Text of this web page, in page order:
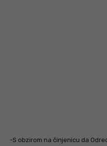
-S obzirom na činjenicu da